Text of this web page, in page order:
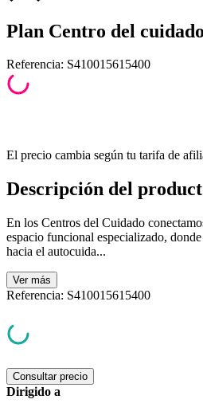
Plan Centro del
Referencia: S410015615400
El precio cambia según tu tarifa de
Descripción del
En los Centros del Cuidado
espacio funcional especializado,
hacia el autocuida...
Ver más
Referencia: S410015615400
Consultar precio
Dirigido a